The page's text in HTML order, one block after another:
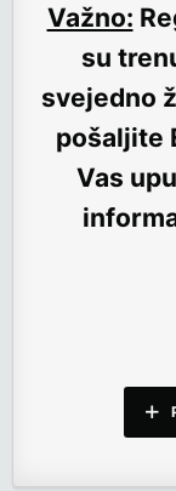
Važno:
su
svejedno
pošaljite
Vas